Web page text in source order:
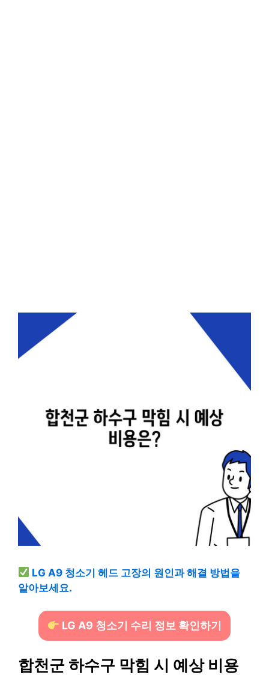
LG A9 청소기 헤드 고장의 원인과 해결 방법을
알아보세요.
LG A9 청소기 수리 정보 확인하기
합천군 하수구 막힘 시 예상 비용